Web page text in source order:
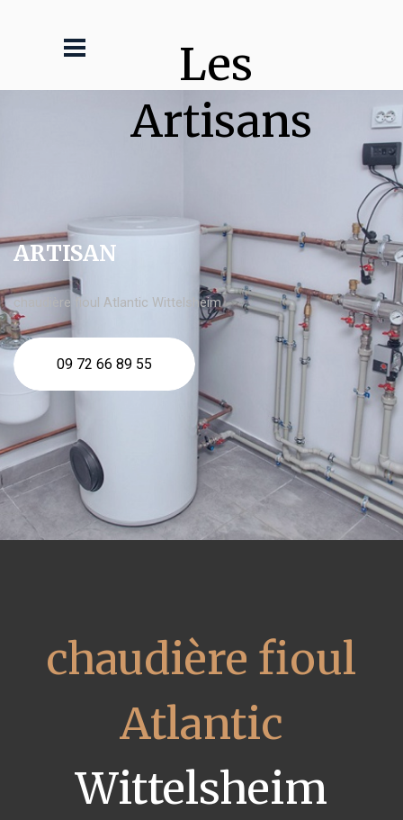
Les
Artisans
ARTISAN
chaudière fioul Atlantic Wittelsheim
09 72 66 89 55
chaudière fioul
Atlantic
Wittelsheim